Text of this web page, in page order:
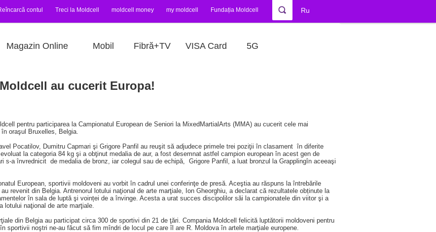
contul Treci la Moldcell moldcell money my moldcell Fundația Moldcell Ru
Magazin Online Mobil Fibră+TV VISA Card 5G
au cucerit Europa!
pentru participarea la Campionatul European de Seniori la MixedMartialArts (MMA) au cucerit cele mai
oraşul Bruxelles, Belgia.
Pocatilov, Dumitru Capmari şi Grigore Panfil au reuşit să adjudece primele trei poziţii în clasament în diferite
la categoria 84 kg şi a obţinut medalia de aur, a fost desemnat astfel campion european în acest gen de
s-a învrednicit de medalia de bronz, iar colegul sau de echipă, Grigore Panfil, a luat bronzul la Grapplingîn aceeaşi
European, sportivii moldoveni au vorbit în cadrul unei conferinţe de presă. Aceştia au răspuns la întrebările
revenit din Belgia. Antrenorul lotului naţional de arte marţiale, Ion Gheorghiu, a declarat că rezultatele obținute la
în sala de luptă şi voinței de a învinge. Acesta a urat succes discipolilor săi la campionatele din viitor şi a
lotului naţional de arte marţiale.
din Belgia au participat circa 300 de sportivi din 21 de ţări. Compania Moldcell felicită luptătorii moldoveni pentru
sportivii noştri ne-au făcut să fim mîndri de locul pe care îl are R. Moldova în artele marţiale europene.